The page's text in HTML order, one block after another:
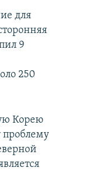
для
9
250
Корею
проблему